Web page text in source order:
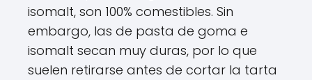
isomalt, son 100% comestibles. Sin
embargo, las de pasta de goma e
isomalt secan muy duras, por lo que
suelen retirarse antes de cortar la tarta